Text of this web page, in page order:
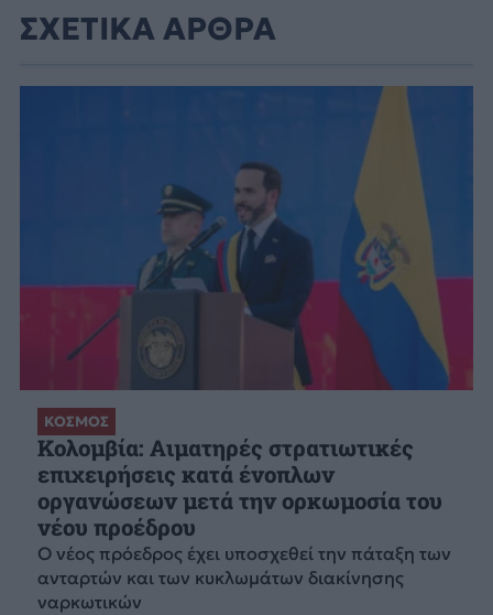
ΣΧΕΤΙΚΑ ΑΡΘΡΑ
ΚΟΣΜΟΣ
Κολομβία: Αιματηρές στρατιωτικές
επιχειρήσεις κατά ένοπλων
οργανώσεων μετά την ορκωμοσία του
νέου προέδρου
Ο νέος πρόεδρος έχει υποσχεθεί την πάταξη των
ανταρτών και των κυκλωμάτων διακίνησης
ναρκωτικών